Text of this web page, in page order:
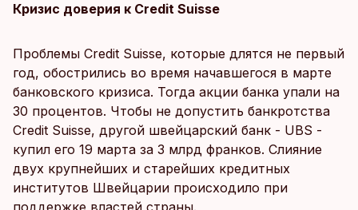
Кризис доверия к Credit Suisse
Проблемы Credit Suisse, которые длятся не первый
год, обострились во время начавшегося в марте
банковского кризиса. Тогда акции банка упали на
30 процентов. Чтобы не допустить банкротства
Credit Suisse, другой швейцарский банк - UBS -
купил его 19 марта за 3 млрд франков. Слияние
двух крупнейших и старейших кредитных
институтов Швейцарии происходило при
поддержке властей страны.